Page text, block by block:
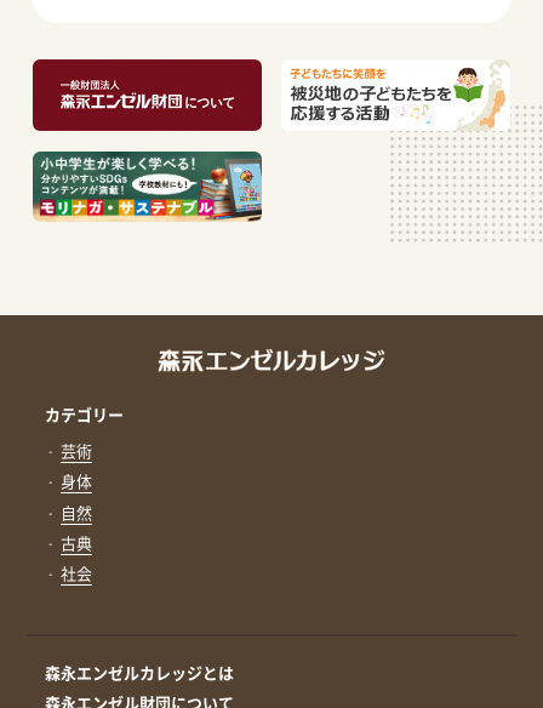
カテゴリー
芸術
身体
自然
古典
社会
森永エンゼルカレッジとは
森永エンゼル財団について